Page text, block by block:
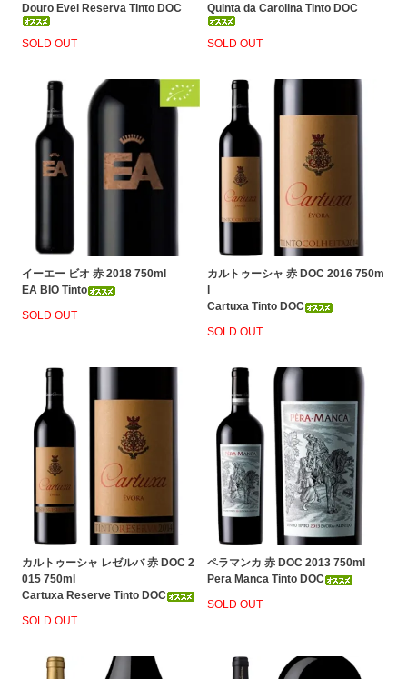
Douro Evel Reserva Tinto DOC
SOLD OUT
Quinta da Carolina Tinto DOC
SOLD OUT
イーエー ビオ 赤 2018 750ml
EA BIO Tinto
SOLD OUT
カルトゥーシャ 赤 DOC 2016 750m
Cartuxa Tinto DOC
SOLD OUT
カルトゥーシャ レゼルバ 赤 DOC 2
015 750ml
Cartuxa Reserve Tinto DOC
SOLD OUT
ペラマンカ 赤 DOC 2013 750ml
Pera Manca Tinto DOC
SOLD OUT